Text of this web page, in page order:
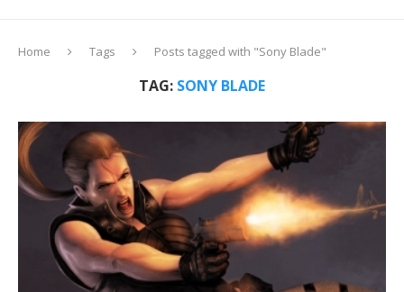
Home Tags Posts tagged with "Sony Blade"
TAG: SONY BLADE